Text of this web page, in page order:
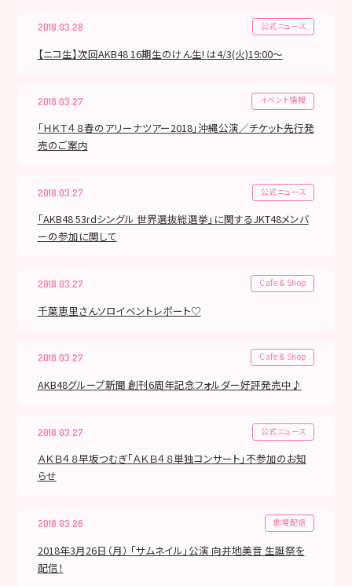
2018.03.28 公式ニュース
【ニコ生】次回AKB48 16期生のけん生! は4/3(火)19:00〜
2018.03.27 イベント情報
「ＨＫＴ４８春のアリーナツアー2018」沖縄公演／チケット先行発
売のご案内
2018.03.27 公式ニュース
「AKB48 53rdシングル 世界選抜総選挙」に関するJKT48メンバ
ーの参加に関して
2018.03.27 Cafe & Shop
千葉恵里さんソロイベントレポート♡
2018.03.27 Cafe & Shop
AKB48グループ新聞 創刊6周年記念フォルダー好評発売中♪
2018.03.27 公式ニュース
ＡＫＢ４８早坂つむぎ「ＡＫＢ４８単独コンサート」不参加のお知
らせ
2018.03.26 劇場配信
2018年3月26日（月） 「サムネイル」公演 向井地美音 生誕祭を
配信！